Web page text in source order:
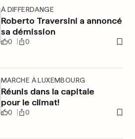
À DIFFERDANGE
Roberto Traversini a annoncé
sa démission
0 0
MARCHE À LUXEMBOURG
Réunis dans la capitale
pour le climat!
0 0